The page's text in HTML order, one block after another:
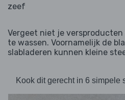
zeef
Vergeet niet je
te wassen. Voornamelijk de
slabladeren kunnen kleine
Kook dit gerecht in 6 simpele